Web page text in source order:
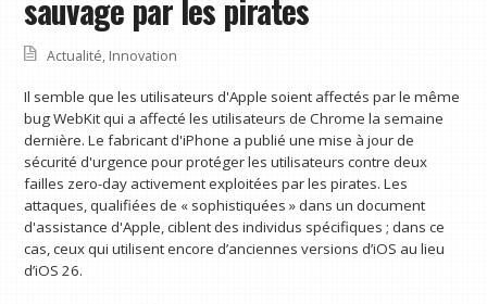
sauvage par les pirates
Actualité, Innovation
Il semble que les utilisateurs d'Apple soient affectés par le même
bug WebKit qui a affecté les utilisateurs de Chrome la semaine
dernière. Le fabricant d'iPhone a publié une mise à jour de
sécurité d'urgence pour protéger les utilisateurs contre deux
failles zero-day activement exploitées par les pirates. Les
attaques, qualifiées de « sophistiquées » dans un document
d'assistance d'Apple, ciblent des individus spécifiques ; dans ce
cas, ceux qui utilisent encore d’anciennes versions d’iOS au lieu
d’iOS 26.